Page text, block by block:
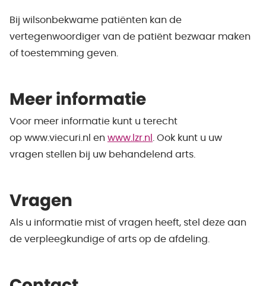
Bij wilsonbekwame patiënten kan de
vertegenwoordiger van de patiënt bezwaar maken
of toestemming geven.
Meer informatie
Voor meer informatie kunt u terecht
op www.viecuri.nl en www.lzr.nl
Ook kunt u uw
vragen stellen bij uw behandelend arts.
Vragen
Als u informatie mist of vragen heeft, stel deze aan
de verpleegkundige of arts op de afdeling.